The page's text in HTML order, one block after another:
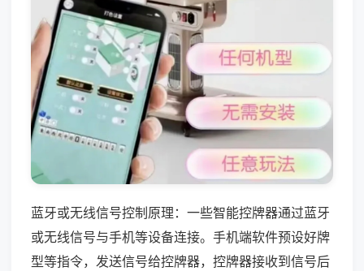
蓝牙或无线信号控制原理：一些智能控牌器通过蓝牙
或无线信号与手机等设备连接。手机端软件预设好牌
型等指令，发送信号给控牌器，控牌器接收到信号后